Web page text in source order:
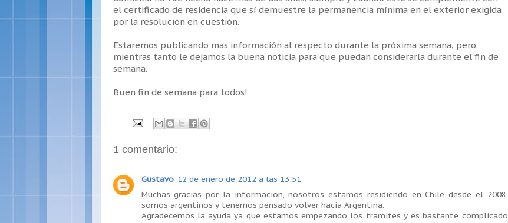
el certificado de residencia que sí demuestre la permanencia mínima en el exterior exigida
por la resolución en cuestión.
Estaremos publicando mas información al respecto durante la próxima semana, pero
mientras tanto le dejamos la buena noticia para que puedan considerarla durante el fin de
semana.
Buen fin de semana para todos!
1 comentario:
Gustavo 12 de enero de 2012 a las 13:51
Muchas gracias por la informacion, nosotros estamos residiendo en Chile desde el 2008,
somos argentinos y tenemos pensado volver hacia Argentina.
Agradecemos la ayuda ya que estamos empezando los tramites y es bastante complicado